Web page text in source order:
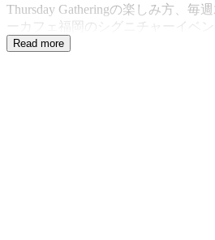
Thursday Gatheringの楽しみ方、毎
ーカフェ福岡のシグニチャーイベ
グの説明、コミュニティーの運営
Read more